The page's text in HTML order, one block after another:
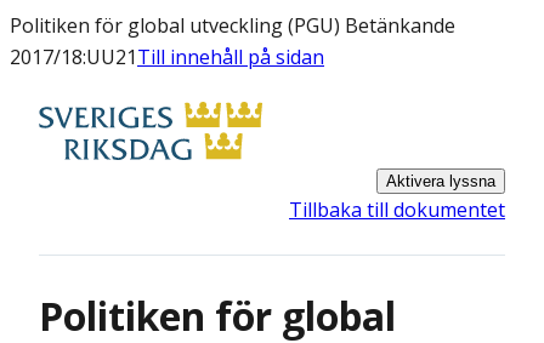
Politiken för global utveckling (PGU) Betänkande
2017/18:UU21Till innehåll på sidan
Aktivera lyssna
Tillbaka till dokumentet
Politiken för global